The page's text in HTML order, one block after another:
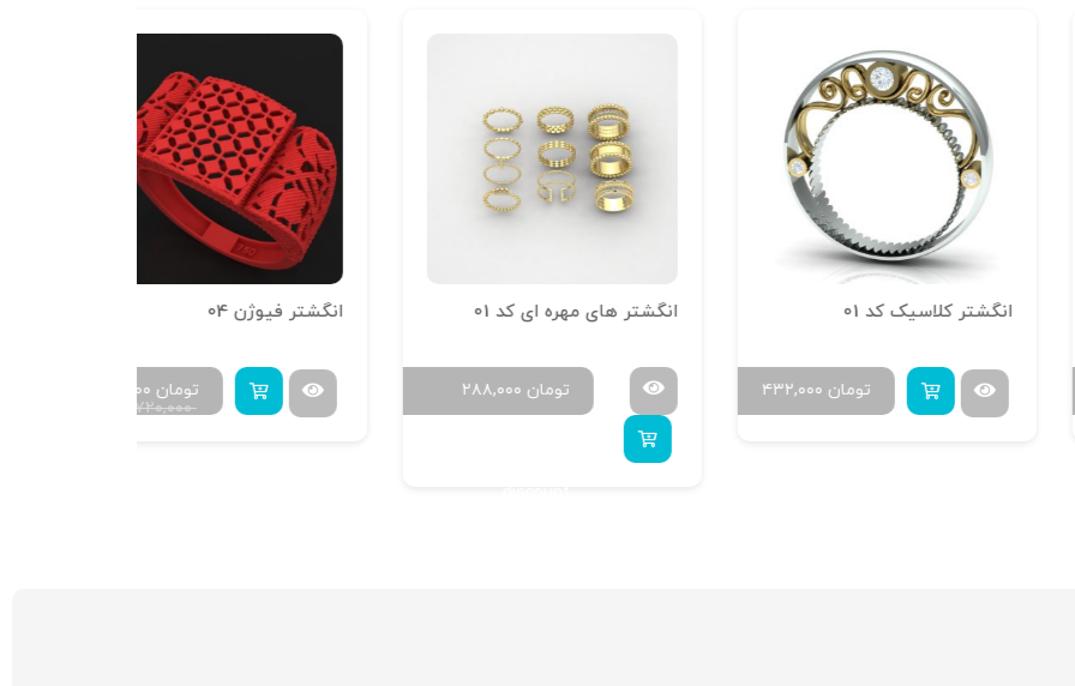
کلاسیک کد 01
۴۳۲,۰۰۰ تومان
انگشتر های مهره ای کد 01
۲۸۸,۰۰۰ تومان
Buy 5 to get 20%
انگشتر فیوژن 04
۷۲۰,۰۰۰
۴۸۰,۰۰۰ تومان